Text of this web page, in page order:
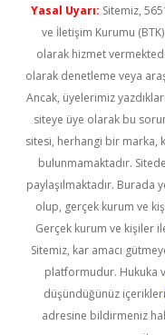
Yasal Uyarı: Sitemiz,
ve İletişim Kurumu
olarak hizmet
olarak denetleme veya
Ancak, üyelerimiz
siteye üye olarak bu
sitesi, herhangi bir marka,
bulunmamaktadır.
paylaşılmaktadır. Burada
olup, gerçek kurum ve
Gerçek kurum ve kişiler
Sitemiz, kar amacı
platformudur. Hukuka
düşündüğünüz
adresine bildirmeniz